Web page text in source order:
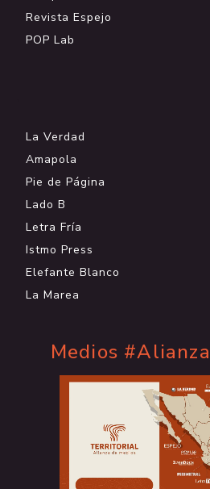
Revista Espejo
POP Lab
La Verdad
Amapola
Pie de Página
Lado B
Letra Fría
Istmo Press
Elefante Blanco
La Marea
Medios